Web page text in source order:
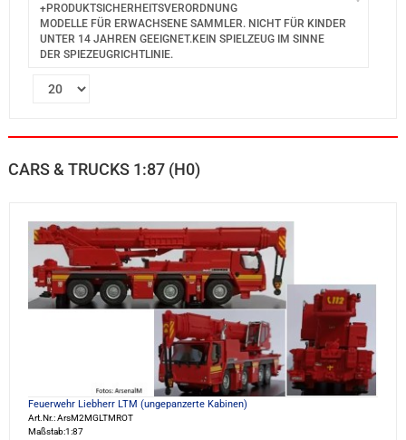
+PRODUKTSICHERHEITSVERORDNUNG
MODELLE FÜR ERWACHSENE SAMMLER. NICHT FÜR KINDER
UNTER 14 JAHREN GEEIGNET.KEIN SPIELZEUG IM SINNE
DER SPIEZEUGRICHTLINIE.
CARS & TRUCKS 1:87 (H0)
Feuerwehr Liebherr LTM (ungepanzerte Kabinen)
Art.Nr.: ArsM2MGLTMROT
Maßstab:1:87